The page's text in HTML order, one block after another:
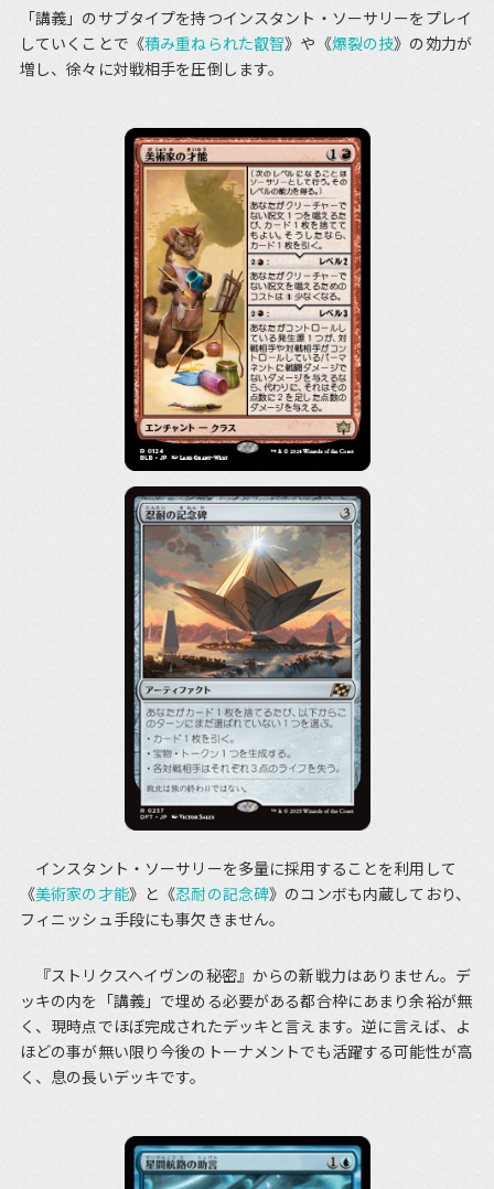
「講義」のサブタイプを持つインスタント・ソーサリーをプレイ
していくことで《積み重ねられた叡智》や《爆裂の技》の効力が
増し、徐々に対戦相手を圧倒します。
インスタント・ソーサリーを多量に採用することを利用して
《美術家の才能》と《忍耐の記念碑》のコンボも内蔵しており、
フィニッシュ手段にも事欠きません。
『ストリクスヘイヴンの秘密』からの新戦力はありません。デ
ッキの内を「講義」で埋める必要がある都合枠にあまり余裕が無
く、現時点でほぼ完成されたデッキと言えます。逆に言えば、よ
ほどの事が無い限り今後のトーナメントでも活躍する可能性が高
く、息の長いデッキです。